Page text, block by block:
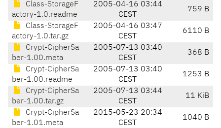
Class-StorageF
actory-1.0.readme
2005-04-16 03:44
CEST
759 B
Class-StorageF
actory-1.0.tar.gz
2005-04-16 03:47
CEST
6110 B
Crypt-CipherSa
ber-1.00.meta
2005-07-13 03:40
CEST
368 B
Crypt-CipherSa
ber-1.00.readme
2005-07-13 03:40
CEST
1253 B
Crypt-CipherSa
ber-1.00.tar.gz
2005-07-13 03:44
CEST
11 KiB
Crypt-CipherSa
ber-1.01.meta
2015-05-23 20:34
CEST
1040 B